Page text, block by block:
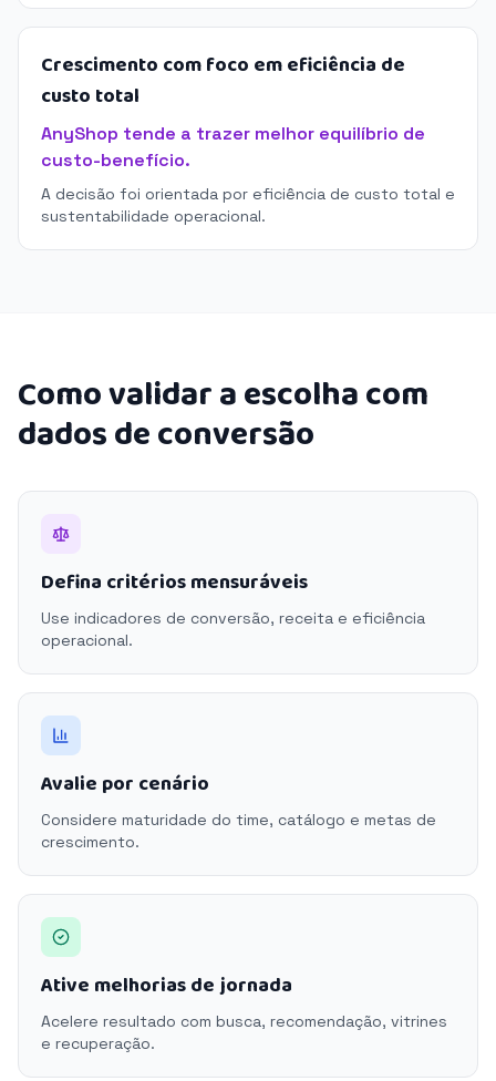
Crescimento com foco em eficiência de
custo total
AnyShop tende a trazer melhor equilíbrio de
custo-benefício.
A decisão foi orientada por eficiência de custo total e
sustentabilidade operacional.
Como validar a escolha com
dados de conversão
Defina critérios mensuráveis
Use indicadores de conversão, receita e eficiência
operacional.
Avalie por cenário
Considere maturidade do time, catálogo e metas de
crescimento.
Ative melhorias de jornada
Acelere resultado com busca, recomendação, vitrines
e recuperação.